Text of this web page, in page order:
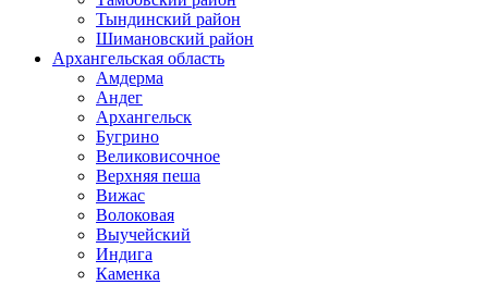
Тындинский район
Шимановский район
Архангельская область
Амдерма
Андег
Архангельск
Бугрино
Великовисочное
Верхняя пеша
Вижас
Волоковая
Выучейский
Индига
Каменка